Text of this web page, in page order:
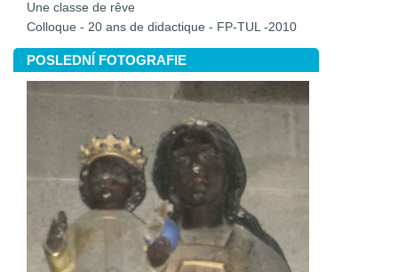
Une classe de rêve
Colloque - 20 ans de didactique - FP-TUL -2010
POSLEDNÍ FOTOGRAFIE